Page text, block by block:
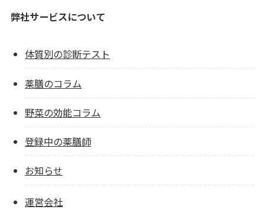
弊社サービスについて
体質別の診断テスト
薬膳のコラム
野菜の効能コラム
登録中の薬膳師
お知らせ
運営会社